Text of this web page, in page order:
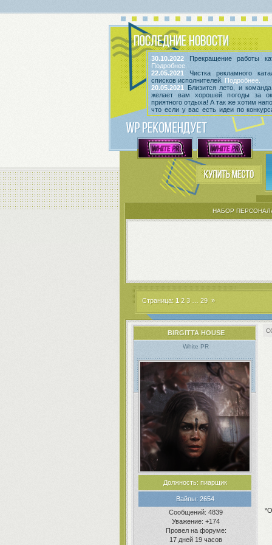
30.10.2022 Прекращение работы
Подробнее.
22.05.2021
Чистка рекламного
списков исполнителей. Подробнее.
20.05.2021
Близится лето, и
желает вам хорошей погоды за
приятного отдыха! А так же хотим
что если у вас есть идеи по
мероприятиям, вы всегда можете
ихв этой теме! Так же сообщаем, что
срок неактивности исполнителей и
Подробнее.
НАБОР
Страница: 1 2 3 29 »
BIRGITTA HOUSE
White PR
Должность:пиарщик
Вайпы:2654
Сообщений: 4839
Уважение: +174
Провел на форуме:
17 дней 19 часов